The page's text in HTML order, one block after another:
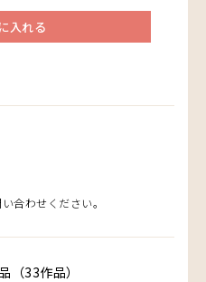
入れる
合わせください。
（33作品）